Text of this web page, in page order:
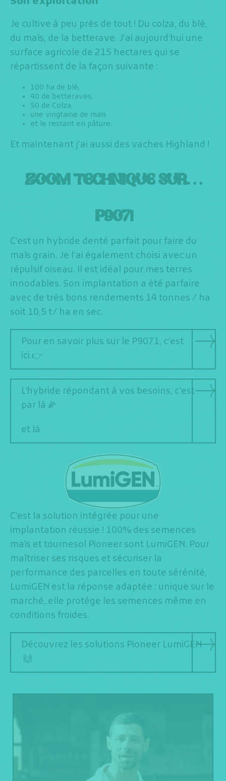
Je cultive à peu près de tout ! Du colza, du blé,
du maïs, de la betterave. J’ai aujourd’hui une
surface agricole de 215 hectares qui se
répartissent de la façon suivante :
100 ha de blé,
40 de betteraves,
50 de Colza,
une vingtaine de maïs
et le restant en pâture.
Et maintenant j’ai aussi des vaches Highland !
ZOOM TECHNIQUE SUR…
P9071
C’est un hybride denté parfait pour faire du
maïs grain. Je l’ai également choisi avec un
répulsif oiseau. Il est idéal pour mes terres
innodables. Son implantation a été parfaire
avec de très bons rendements 14 tonnes / ha
soit 10,5 t/ ha en sec.
Pour en savoir plus sur le P9071, c’est
ici 👉
L’hybride répondant à vos besoins, c’est
par là 🌽
et là
C’est la solution intégrée pour une
implantation réussie ! 100% des semences
maïs et tournesol Pioneer sont LumiGEN. Pour
maîtriser ses risques et sécuriser la
performance des parcelles en toute sérénité,
LumiGEN est la réponse adaptée : unique sur le
marché, elle protège les semences même en
conditions froides.
Découvrez les solutions Pioneer LumiGEN
🙌